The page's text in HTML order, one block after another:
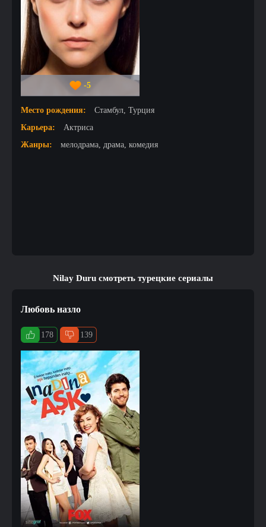
-5
Место рождения:
Стамбул, Турция
Карьера:
Актриса
Жанры:
мелодрама, драма, комедия
Nilay Duru смотреть турецкие сериалы
Любовь назло
178 139